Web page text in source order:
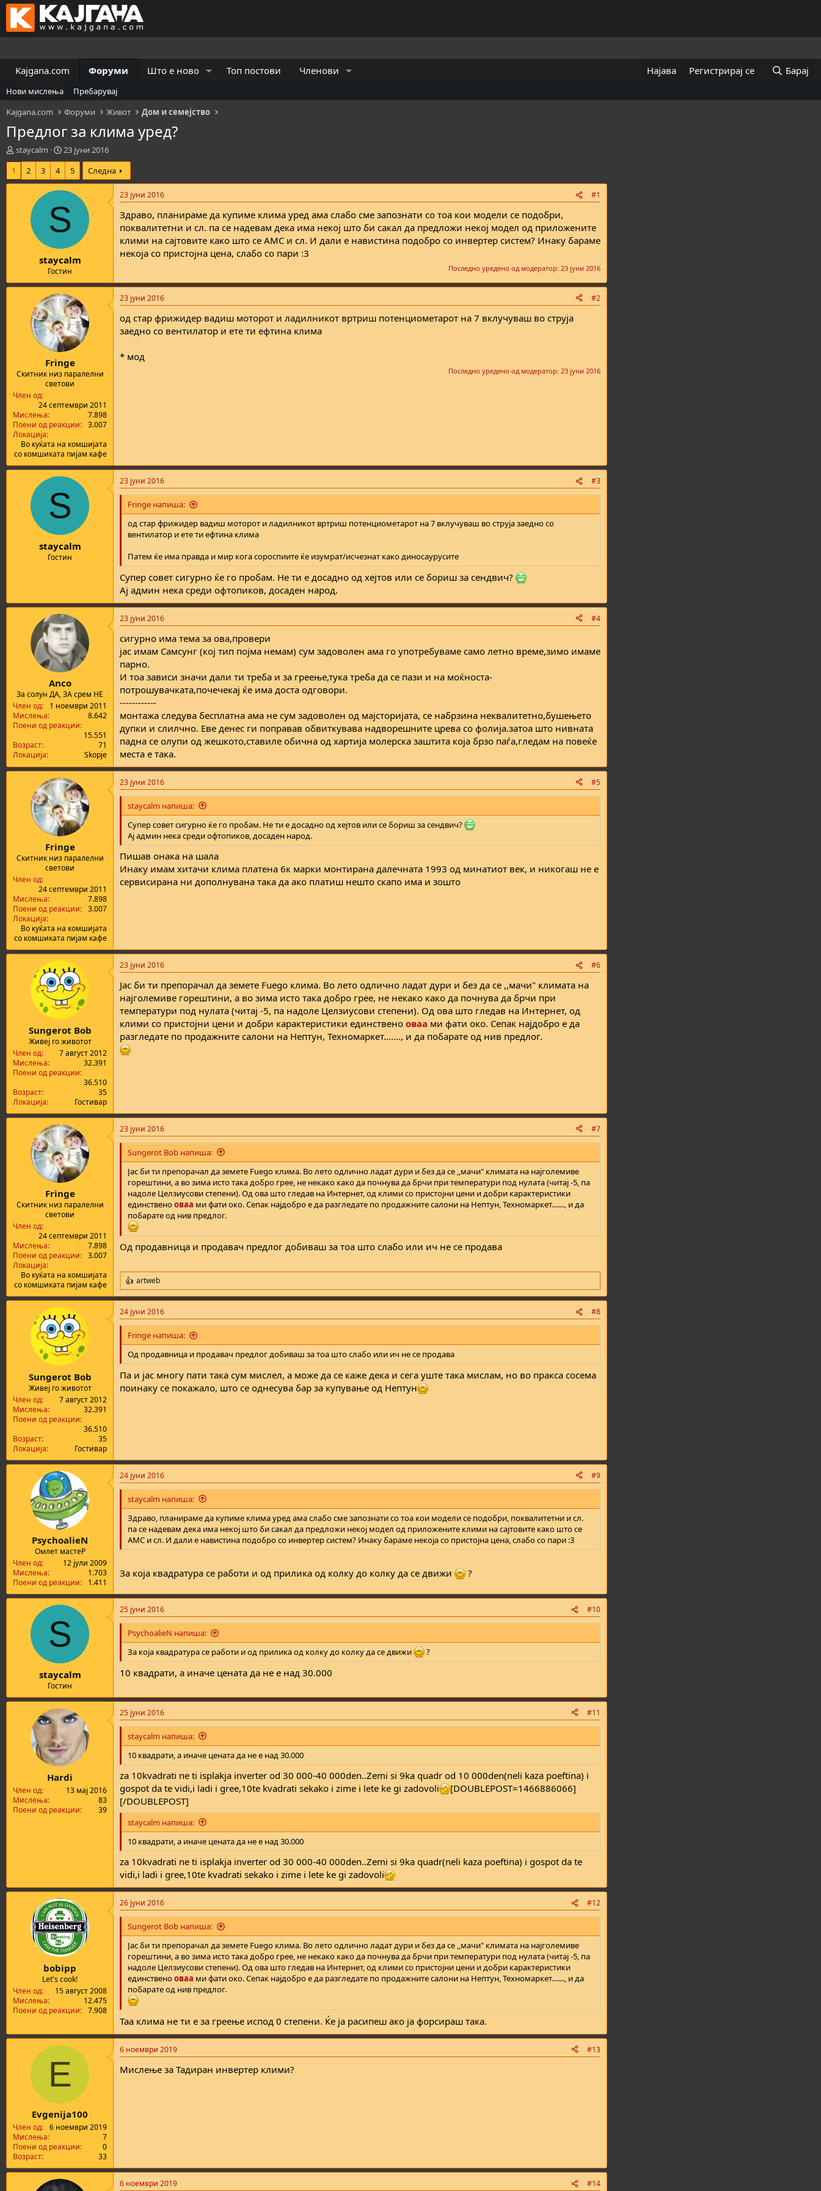
Kajgana.com Форуми Што е ново Топ постови Членови Најава Регистрирај се Барај
Нови мислења
Пребарувај
Kajgana.com
Форуми Живот Дом и семејство
Предлог за клима уред?
К
р
а
а
staycalm
В
р
м
е
н
а
з
п
о
ч
н
у
в
а
њ
е
23 јуни 2016
1
2 3 4 5 Следна
S
staycalm
Гостин
23 јуни 2016 #1
Здраво, планираме да купиме клима уред ама слабо сме запознати со тоа кои модели се подобри,
поквалитетни и сл. па се надевам дека има некој што би сакал да предложи некој модел од приложените
клими на сајтовите како што се AMC и сл. И дали е навистина подобро со инвертер систем? Инаку бараме
некоја со пристојна цена, слабо со пари :3
Последно уредено од модератор: 23 јуни 2016
Fringe
Скитник низ паралелни
светови
Член од
24 септември 2011
Мислења
7.898
Поени од реакции
3.007
Локација
Во куќата на комшијата
со комшиката пијам кафе
23 јуни 2016 #2
од стар фрижидер вадиш моторот и ладилникот вртриш потенциометарот на 7 вклучуваш во струја
заедно со вентилатор и ете ти ефтина клима
* мод
Последно уредено од модератор: 23 јуни 2016
S
staycalm
Гостин
23 јуни 2016 #3
Fringe напиша:
од стар фрижидер вадиш моторот и ладилникот вртриш потенциометарот на 7 вклучуваш во струја заедно со
вентилатор и ете ти ефтина клима
Патем ќе има правда и мир кога сороспиите ќе изумрат/исчезнат како диносаурусите
Супер совет сигурно ќе го пробам. Не ти е досадно од хејтов или се бориш за сендвич?
Ај админ нека среди офтопиков, досаден народ.
Anco
За солун ДА, ЗА срем НЕ
Член од
1 ноември 2011
Мислења
8.642
Поени од реакции
15.551
Возраст
71
Локација
Skopje
23 јуни 2016 #4
сигурно има тема за ова,провери
јас имам Самсунг (кој тип појма немам) сум задоволен ама го употребуваме само летно време,зимо имаме
парно.
И тоа зависи значи дали ти треба и за греење,тука треба да се пази и на моќноста-
потрошувачката,почечекај ќе има доста одговори.
------------
монтажа следува бесплатна ама не сум задоволен од мајсторијата, се набрзина неквалитетно,бушењето
дупки и слилчно. Еве денес ги поправав обвиткувава надворешните црева со фолија.затоа што нивната
падна се олупи од жешкото,ставиле обична од хартија молерска заштита која брзо паѓа,гледам на повеќе
места е така.
Fringe
Скитник низ паралелни
светови
Член од
24 септември 2011
Мислења
7.898
Поени од реакции
3.007
Локација
Во куќата на комшијата
со комшиката пијам кафе
23 јуни 2016 #5
staycalm напиша:
Супер совет сигурно ќе го пробам. Не ти е досадно од хејтов или се бориш за сендвич?
Ај админ нека среди офтопиков, досаден народ.
Пишав онака на шала
Инаку имам хитачи клима платена 6к марки монтирана далечната 1993 од минатиот век, и никогаш не е
сервисирана ни дополнувана така да ако платиш нешто скапо има и зошто
Sungerot Bob
Живеј го животот
Член од
7 август 2012
Мислења
32.391
Поени од реакции
36.510
Возраст
35
Локација
Гостивар
23 јуни 2016 #6
Јас би ти препорачал да земете Fuego клима. Во лето одлично ладат дури и без да се ,,мачи" климата на
најголемиве горештини, а во зима исто така добро грее, не некако како да почнува да брчи при
температури под нулата (читај -5, па надоле Целзиусови степени). Од ова што гледав на Интернет, од
клими со пристојни цени и добри карактеристики единствено оваа ми фати око. Сепак најдобро е да
разгледате по продажните салони на Нептун, Техномаркет......., и да побарате од нив предлог.
Fringe
Скитник низ паралелни
светови
Член од
24 септември 2011
Мислења
7.898
Поени од реакции
3.007
Локација
Во куќата на комшијата
со комшиката пијам кафе
23 јуни 2016 #7
Sungerot Bob напиша:
Јас би ти препорачал да земете Fuego клима. Во лето одлично ладат дури и без да се ,,мачи" климата на најголемиве
горештини, а во зима исто така добро грее, не некако како да почнува да брчи при температури под нулата (читај -5, па
надоле Целзиусови степени). Од ова што гледав на Интернет, од клими со пристојни цени и добри карактеристики
единственооваа ми фати око. Сепак најдобро е да разгледате по продажните салони на Нептун, Техномаркет......., и да
побарате од нив предлог.
Од продавница и продавач предлог добиваш за тоа што слабо или ич не се продава
R
e
a
c
t
o
n
s
:
artweb
Sungerot Bob
Живеј го животот
Член од
7 август 2012
Мислења
32.391
Поени од реакции
36.510
Возраст
35
Локација
Гостивар
24 јуни 2016 #8
Fringe напиша:
Од продавница и продавач предлог добиваш за тоа што слабо или ич не се продава
Па и јас многу пати така сум мислел, а може да се каже дека и сега уште така мислам, но во пракса сосема
поинаку се покажало, што се однесува бар за купување од Нептун
PsychoalieN
Омлет мастеР
Член од
12 јули 2009
Мислења
1.703
Поени од реакции
1.411
24 јуни 2016 #9
staycalm напиша:
Здраво, планираме да купиме клима уред ама слабо сме запознати со тоа кои модели се подобри, поквалитетни и сл.
па се надевам дека има некој што би сакал да предложи некој модел од приложените клими на сајтовите како што се
AMC и сл. И дали е навистина подобро со инвертер систем? Инаку бараме некоја со пристојна цена, слабо со пари :3
За која квадратура се работи и од прилика од колку до колку да се движи ?
S
staycalm
Гостин
25 јуни 2016 #10
PsychoalieN напиша:
За која квадратура се работи и од прилика од колку до колку да се движи
?
10 квадрати, а иначе цената да не е над 30.000
Hardi
Член од
13 мај 2016
Мислења
83
Поени од реакции
39
25 јуни 2016 #11
staycalm напиша:
10 квадрати, а иначе цената да не е над 30.000
za 10kvadrati ne ti isplakja inverter od 30 000-40 000den..Zemi si 9ka quadr od 10 000den(neli kaza poeftina) i
gospot da te vidi,i ladi i gree,10te kvadrati sekako i zime i lete ke gi zadovoli
[DOUBLEPOST=1466886066]
[/DOUBLEPOST]
staycalm напиша:
10 квадрати, а иначе цената да не е над 30.000
za 10kvadrati ne ti isplakja inverter od 30 000-40 000den..Zemi si 9ka quadr(neli kaza poeftina) i gospot da te
vidi,i ladi i gree,10te kvadrati sekako i zime i lete ke gi zadovoli
bobipp
Let's cook!
Член од
15 август 2008
Мислења
12.475
Поени од реакции
7.908
26 јуни 2016 #12
Sungerot Bob напиша:
Јас би ти препорачал да земете Fuego клима. Во лето одлично ладат дури и без да се ,,мачи" климата на најголемиве
горештини, а во зима исто така добро грее, не некако како да почнува да брчи при температури под нулата (читај -5, па
надоле Целзиусови степени). Од ова што гледав на Интернет, од клими со пристојни цени и добри карактеристики
единственооваа ми фати око. Сепак најдобро е да разгледате по продажните салони на Нептун, Техномаркет......., и да
побарате од нив предлог.
Таа клима не ти е за греење испод 0 степени. Ќе ја расипеш ако ја форсираш така.
E
Evgenija100
Член од
6 ноември 2019
Мислења
7
Поени од реакции
0
Возраст
33
6 ноември 2019 #13
Мислење за Тадиран инвертер клими?
6 ноември 2019 #14